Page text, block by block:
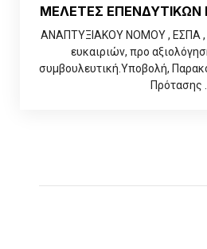
ΜΕΛΕΤΕΣ
ΑΝΑΠΤΥΞΙΑΚΟΥ ΝΟΜΟΥ , ΕΣΠΑ ,
ευκαιριών, προ
συμβουλευτική.Υποβολή,
Πρότασης .